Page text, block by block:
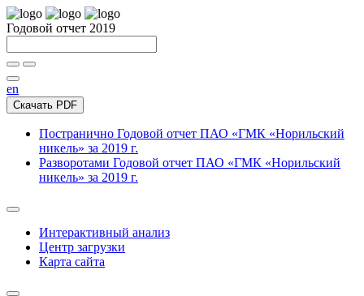
Годовой отчет 2019
en
Скачать PDF
Постранично Годовой отчет ПАО «ГМК «Норильский
никель» за 2019 г.
Разворотами Годовой отчет ПАО «ГМК «Норильский
никель» за 2019 г.
Интерактивный анализ
Центр загрузки
Карта сайта